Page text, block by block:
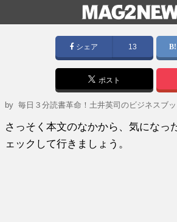
シェア 13
ポスト
by毎日３分読書革命！土井英司のビジネスブ
さっそく本文のなかから、気になっ
ェックして行きましょう。